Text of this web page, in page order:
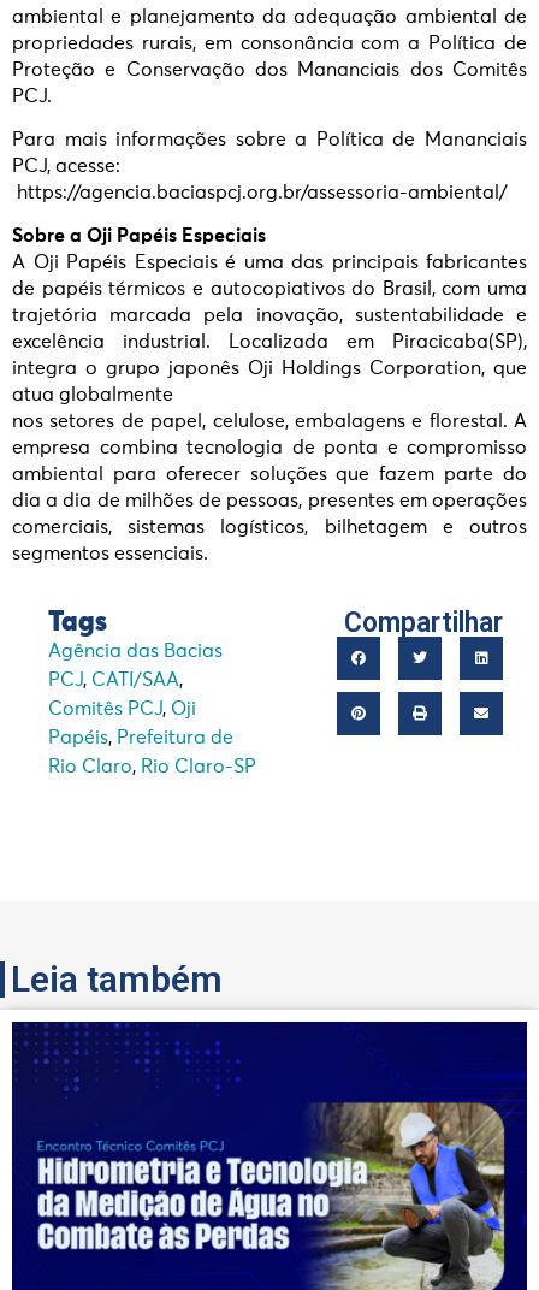
ambiental e planejamento da adequação ambiental de
propriedades rurais, em consonância com a Política de
Proteção e Conservação dos Mananciais dos Comitês
PCJ.
Para mais informações sobre a Política de Mananciais
PCJ, acesse:
https://agencia.baciaspcj.org.br/assessoria-ambiental/
Sobre a Oji Papéis Especiais
A Oji Papéis Especiais é uma das principais fabricantes
de papéis térmicos e autocopiativos do Brasil, com uma
trajetória marcada pela inovação, sustentabilidade e
excelência industrial. Localizada em Piracicaba(SP),
integra o grupo japonês Oji Holdings Corporation, que
atua globalmente
nos setores de papel, celulose, embalagens e florestal. A
empresa combina tecnologia de ponta e compromisso
ambiental para oferecer soluções que fazem parte do
dia a dia de milhões de pessoas, presentes em operações
comerciais, sistemas logísticos, bilhetagem e outros
segmentos essenciais.
Tags
Agência das Bacias
PCJ, CATI/SAA,
Comitês PCJ, Oji
Papéis, Prefeitura de
Rio Claro, Rio Claro-SP
Compartilhar
Leia também